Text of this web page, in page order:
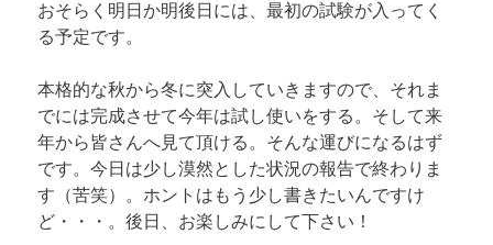
おそらく明日か明後日には、最初の試験が入ってく
る予定です。
本格的な秋から冬に突入していきますので、それま
でには完成させて今年は試し使いをする。そして来
年から皆さんへ見て頂ける。そんな運びになるはず
です。今日は少し漠然とした状況の報告で終わりま
す（苦笑）。ホントはもう少し書きたいんですけ
ど・・・。後日、お楽しみにして下さい！